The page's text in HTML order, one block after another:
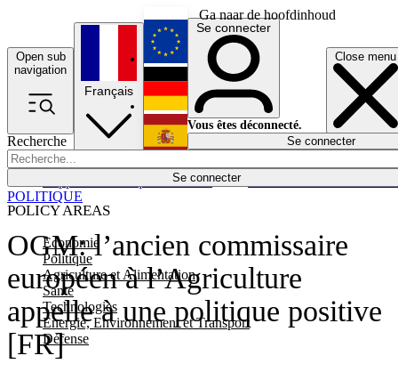
Ga naar de hoofdinhoud
Open sub
navigation
Close menu
Recherche
Se connecter
POLICY AREAS
Economie
Politique
Agriculture et Alimentation
Santé
Technologies
Energie, Environnement et Transport
Défense
Économie
Français
English
Deutsch
Español
Se connecter
Vous êtes déconnecté.
Se connecter
OGM: l’ancien commissaire
européen à l’Agriculture
appelle à une politique positive
[FR]
POLITIQUE